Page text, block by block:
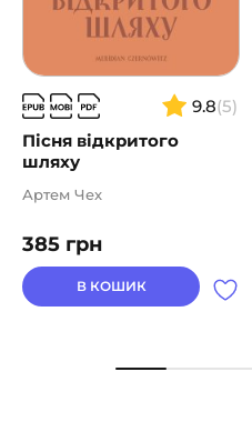
9.8(5)
Пісня відкритого
шляху
385 грн
Артем Чех
В КОШИК